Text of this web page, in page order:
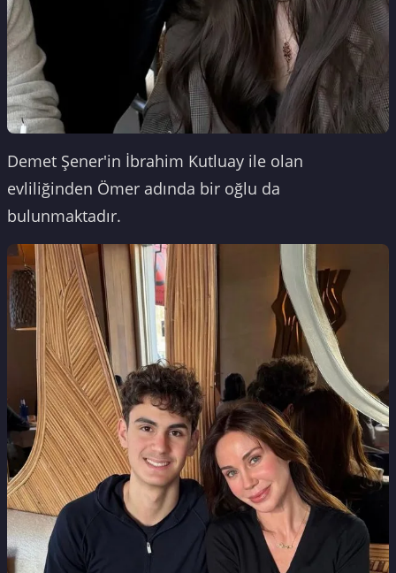
Demet Şener'in İbrahim Kutluay ile olan
evliliğinden Ömer adında bir oğlu da
bulunmaktadır.